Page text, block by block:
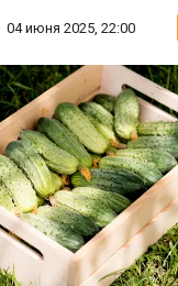
04 июня 2025, 22:00